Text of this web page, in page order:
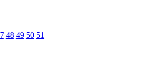
48 49 50 51